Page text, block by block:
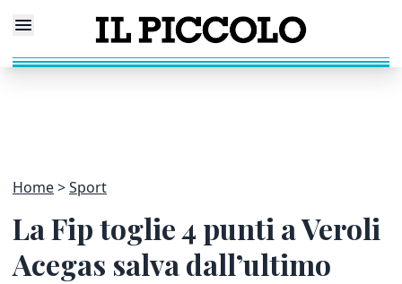
Home Sport
La Fip toglie 4 punti a Veroli
Acegas salva dall’ultimo